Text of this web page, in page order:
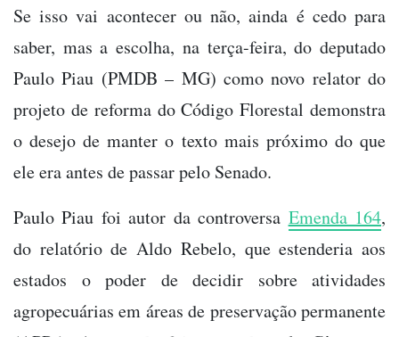
Se isso vai acontecer ou não, ainda é cedo para
saber, mas a escolha, na terça-feira, do deputado
Paulo Piau (PMDB – MG) como novo relator do
projeto de reforma do Código Florestal demonstra
o desejo de manter o texto mais próximo do que
ele era antes de passar pelo Senado.
Paulo Piau foi autor da controversa Emenda 164,
do relatório de Aldo Rebelo, que estenderia aos
estados o poder de decidir sobre atividades
agropecuárias em áreas de preservação permanente